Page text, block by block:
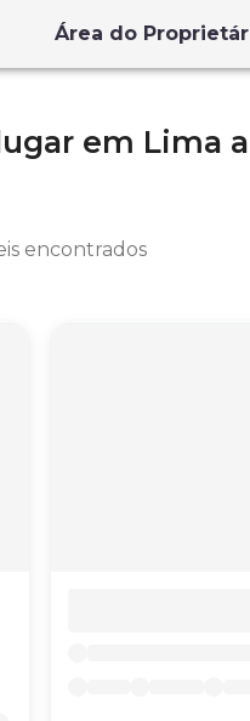
Área do
em Lima
encontrados